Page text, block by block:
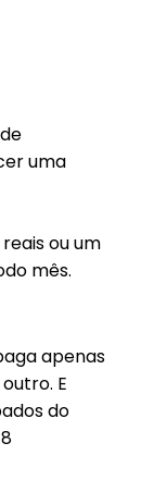
uma
ou um
mês.
apenas
E
do